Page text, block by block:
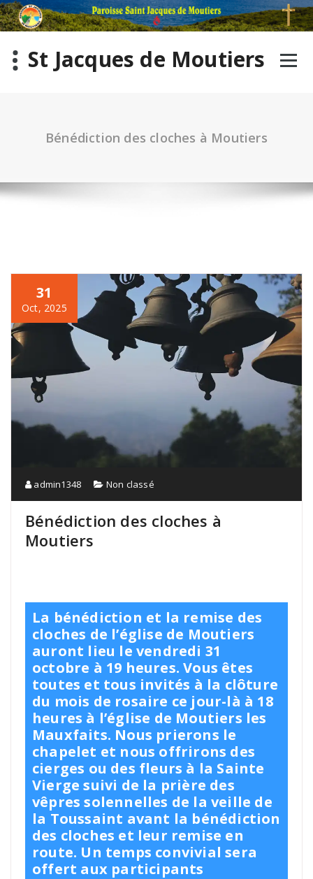
St Jacques de Moutiers
Bénédiction des cloches à Moutiers
31
Oct, 2025
admin1348 Non classé
Bénédiction des cloches à
Moutiers
La bénédiction et la remise des
cloches de l’église de Moutiers
auront lieu le vendredi 31
octobre à 19 heures. Vous êtes
toutes et tous invités à la clôture
du mois de rosaire ce jour-là à 18
heures à l’église de Moutiers les
Mauxfaits. Nous prierons le
chapelet et nous offrirons des
cierges ou des fleurs à la Sainte
Vierge suivi de la prière des
vêpres solennelles de la veille de
la Toussaint avant la bénédiction
des cloches et leur remise en
route. Un temps convivial sera
offert aux participants